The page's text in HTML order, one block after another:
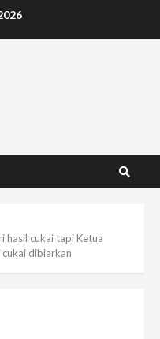
hasil cukai tapi Ketua
dibiarkan